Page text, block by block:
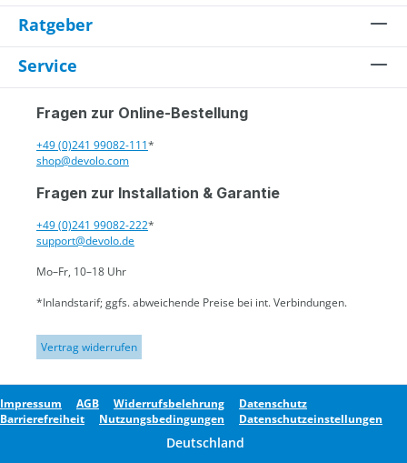
Ratgeber
Service
Fragen zur Online-Bestellung
+49 (0)241 99082-111*
shop@devolo.com
Fragen zur Installation & Garantie
+49 (0)241 99082-222*
support@devolo.de
Mo–Fr, 10–18 Uhr
*Inlandstarif; ggfs. abweichende Preise bei int. Verbindungen.
Vertrag widerrufen
Impressum AGB Widerrufsbelehrung
Datenschutz
Barrierefreiheit
Nutzungsbedingungen Datenschutzeinstellungen
Deutschland